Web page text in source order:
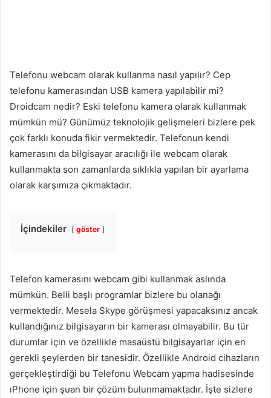
Telefonu webcam olarak kullanma nasıl yapılır? Cep
telefonu kamerasından USB kamera yapılabilir mi?
Droidcam nedir? Eski telefonu kamera olarak kullanmak
mümkün mü? Günümüz teknolojik gelişmeleri bizlere pek
çok farklı konuda fikir vermektedir. Telefonun kendi
kamerasını da bilgisayar aracılığı ile webcam olarak
kullanmakta son zamanlarda sıklıkla yapılan bir ayarlama
olarak karşımıza çıkmaktadır.
İçindekiler göster
Telefon kamerasını webcam gibi kullanmak aslında
mümkün. Belli başlı programlar bizlere bu olanağı
vermektedir. Mesela Skype görüşmesi yapacaksınız ancak
kullandığınız bilgisayarın bir kamerası olmayabilir. Bu tür
durumlar için ve özellikle masaüstü bilgisayarlar için en
gerekli şeylerden bir tanesidir. Özellikle Android cihazların
gerçekleştirdiği bu Telefonu Webcam yapma hadisesinde
ıPhone için şuan bir çözüm bulunmamaktadır. İşte sizlere